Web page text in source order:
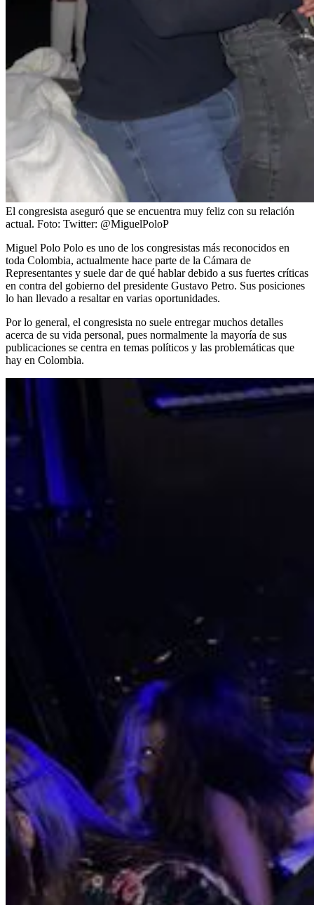
El congresista aseguró que se encuentra muy feliz con su relación
actual. Foto: Twitter: @MiguelPoloP
Miguel Polo Polo es uno de los congresistas más reconocidos en
toda Colombia, actualmente hace parte de la Cámara de
Representantes y suele dar de qué hablar debido a sus fuertes críticas
en contra del gobierno del presidente Gustavo Petro. Sus posiciones
lo han llevado a resaltar en varias oportunidades.
Por lo general, el congresista no suele entregar muchos detalles
acerca de su vida personal, pues normalmente la mayoría de sus
publicaciones se centra en temas políticos y las problemáticas que
hay en Colombia.